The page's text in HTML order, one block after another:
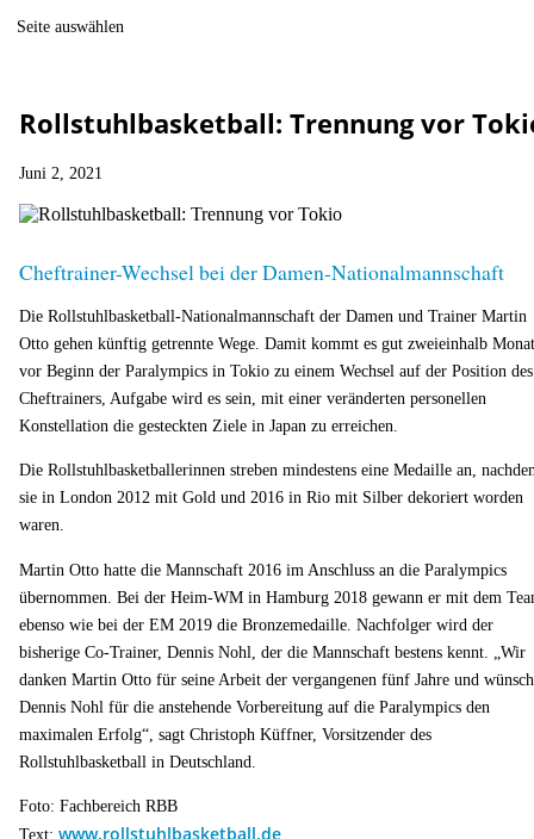
Seite auswählen
Rollstuhlbasketball: Trennung vor
Juni 2, 2021
Cheftrainer-Wechsel bei der Damen-Nationalmannschaft
Die Rollstuhlbasketball-Nationalmannschaft der Damen und Trainer Martin
Otto gehen künftig getrennte Wege. Damit kommt es gut zweieinhalb
vor Beginn der Paralympics in Tokio zu einem Wechsel auf der Position des
Cheftrainers, Aufgabe wird es sein, mit einer veränderten personellen
Konstellation die gesteckten Ziele in Japan zu erreichen.
Die Rollstuhlbasketballerinnen streben mindestens eine Medaille an,
sie in London 2012 mit Gold und 2016 in Rio mit Silber dekoriert worden
waren.
Martin Otto hatte die Mannschaft 2016 im Anschluss an die Paralympics
übernommen. Bei der Heim-WM in Hamburg 2018 gewann er mit dem
ebenso wie bei der EM 2019 die Bronzemedaille. Nachfolger wird der
bisherige Co-Trainer, Dennis Nohl, der die Mannschaft bestens kennt. „Wir
danken Martin Otto für seine Arbeit der vergangenen fünf Jahre und
Dennis Nohl für die anstehende Vorbereitung auf die Paralympics den
maximalen Erfolg“, sagt Christoph Küffner, Vorsitzender des
Rollstuhlbasketball in Deutschland.
Foto: Fachbereich RBB
Text: www.rollstuhlbasketball.de